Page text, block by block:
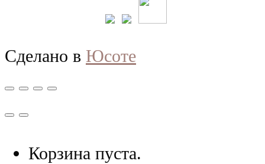
Сделано в Юсоте
Корзина пуста.